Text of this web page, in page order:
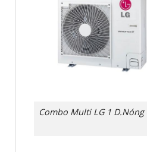
Combo Multi LG 1